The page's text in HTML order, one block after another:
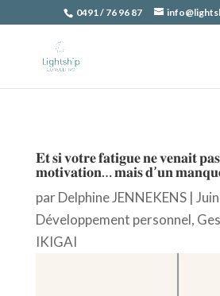
0491 / 76 96 87
𝐄𝐭 𝐬𝐢 𝐯𝐨𝐭𝐫𝐞 𝐟𝐚𝐭𝐢𝐠𝐮𝐞 𝐧𝐞 𝐯𝐞𝐧𝐚𝐢𝐭
𝐦𝐨𝐭𝐢𝐯𝐚𝐭𝐢𝐨𝐧… 𝐦𝐚𝐢𝐬 𝐝’𝐮𝐧
parDelphine JENNEKENS|
Développement personnel,
IKIGAI